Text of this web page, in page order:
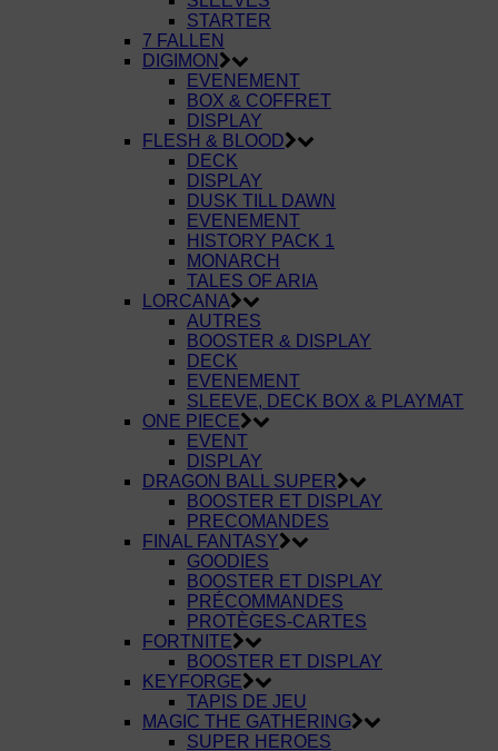
STARTER
7 FALLEN
DIGIMON
EVENEMENT
BOX & COFFRET
DISPLAY
FLESH & BLOOD
DECK
DISPLAY
DUSK TILL DAWN
EVENEMENT
HISTORY PACK 1
MONARCH
TALES OF ARIA
LORCANA
AUTRES
BOOSTER & DISPLAY
DECK
EVENEMENT
SLEEVE, DECK BOX & PLAYMAT
ONE PIECE
EVENT
DISPLAY
DRAGON BALL SUPER
BOOSTER ET DISPLAY
PRECOMANDES
FINAL FANTASY
GOODIES
BOOSTER ET DISPLAY
PRÉCOMMANDES
PROTÈGES-CARTES
FORTNITE
BOOSTER ET DISPLAY
KEYFORGE
TAPIS DE JEU
MAGIC THE GATHERING
SUPER HEROES